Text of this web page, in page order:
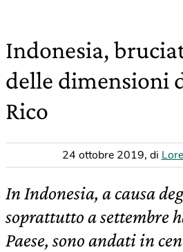
Indonesia,
delle dimensioni
Rico
24 ottobre 2019, di
In Indonesia, a causa
soprattutto a settembre
Paese, sono andati in